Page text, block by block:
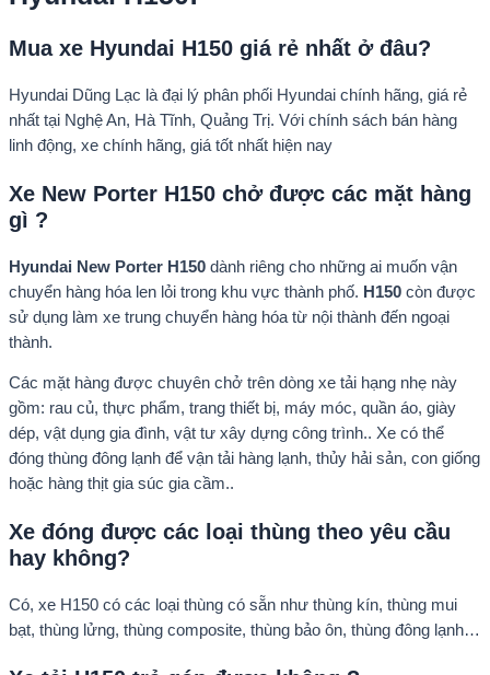
Mua xe Hyundai H150 giá rẻ nhất ở đâu?
Hyundai Dũng Lạc là đại lý phân phối Hyundai chính hãng, giá rẻ
nhất tại Nghệ An, Hà Tĩnh, Quảng Trị. Với chính sách bán hàng
linh động, xe chính hãng, giá tốt nhất hiện nay
Xe New Porter H150 chở được các mặt hàng
gì ?
Hyundai New Porter H150 dành riêng cho những ai muốn vận
chuyển hàng hóa len lỏi trong khu vực thành phố. H150 còn được
sử dụng làm xe trung chuyển hàng hóa từ nội thành đến ngoại
thành.
Các mặt hàng được chuyên chở trên dòng xe tải hạng nhẹ này
gồm: rau củ, thực phẩm, trang thiết bị, máy móc, quần áo, giày
dép, vật dụng gia đình, vật tư xây dựng công trình.. Xe có thể
đóng thùng đông lạnh để vận tải hàng lạnh, thủy hải sản, con giống
hoặc hàng thịt gia súc gia cầm..
Xe đóng được các loại thùng theo yêu cầu
hay không?
Có, xe H150 có các loại thùng có sẵn như thùng kín, thùng mui
bạt, thùng lửng, thùng composite, thùng bảo ôn, thùng đông lạnh…